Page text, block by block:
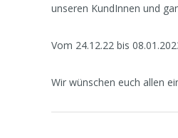
unseren KundInnen und
Vom 24.12.22 bis
Wir wünschen euch allen